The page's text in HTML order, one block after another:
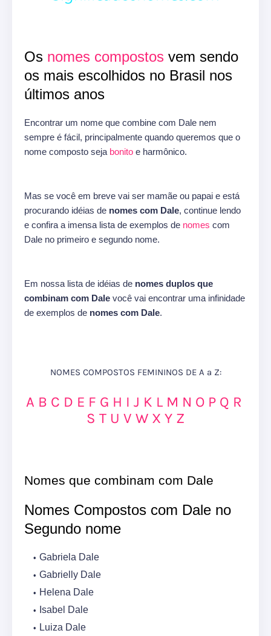
Os nomes compostos vem sendo
os mais escolhidos no Brasil nos
últimos anos
Encontrar um nome que combine com Dale nem
sempre é fácil, principalmente quando queremos que o
nome composto seja bonito e harmônico.
Mas se você em breve vai ser mamãe ou papai e está
procurando idéias de nomes com Dale, continue lendo
e confira a imensa lista de exemplos de nomes com
Dale no primeiro e segundo nome.
Em nossa lista de idéias de nomes duplos que
combinam com Dale você vai encontrar uma infinidade
de exemplos de nomes com Dale.
NOMES COMPOSTOS FEMININOS DE A a Z:
A B C D E F G H I J K L M N O P Q R
S T U V W X Y Z
Nomes que combinam com Dale
Nomes Compostos com Dale no
Segundo nome
Gabriela Dale
Gabrielly Dale
Helena Dale
Isabel Dale
Luiza Dale